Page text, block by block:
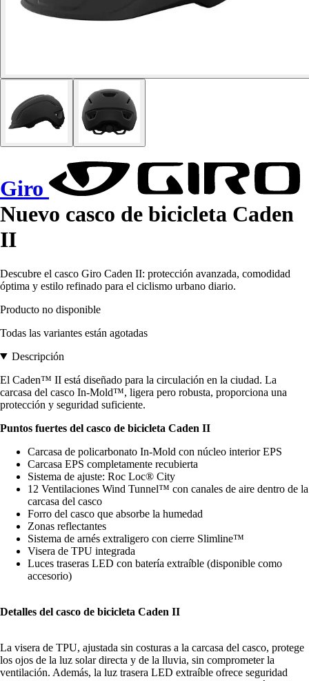
Giro
Nuevo casco de bicicleta Caden
II
Descubre el casco Giro Caden II: protección avanzada, comodidad
óptima y estilo refinado para el ciclismo urbano diario.
Producto no disponible
Todas las variantes están agotadas
Descripción
El Caden™ II está diseñado para la circulación en la ciudad. La
carcasa del casco In-Mold™, ligera pero robusta, proporciona una
protección y seguridad suficiente.
Puntos fuertes del casco de bicicleta Caden II
Carcasa de policarbonato In-Mold con núcleo interior EPS
Carcasa EPS completamente recubierta
Sistema de ajuste: Roc Loc® City
12 Ventilaciones Wind Tunnel™ con canales de aire dentro de la
carcasa del casco
Forro del casco que absorbe la humedad
Zonas reflectantes
Sistema de arnés extraligero con cierre Slimline™
Visera de TPU integrada
Luces traseras LED con batería extraíble (disponible como
accesorio)
Detalles del casco de bicicleta Caden II
La visera de TPU, ajustada sin costuras a la carcasa del casco, protege
los ojos de la luz solar directa y de la lluvia, sin comprometer la
ventilación. Además, la luz trasera LED extraíble ofrece seguridad